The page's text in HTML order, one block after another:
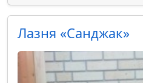
Лазня «Санджак»